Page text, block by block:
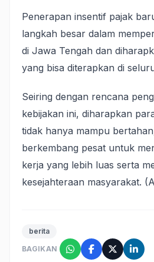
Penerapan insentif pajak
langkah besar dalam
di Jawa Tengah dan
yang bisa diterapkan di
Seiring dengan rencana
kebijakan ini, diharapkan
tidak hanya mampu
berkembang pesat untuk
kerja yang lebih luas serta
kesejahteraan masyarakat.
berita
BAGIKAN